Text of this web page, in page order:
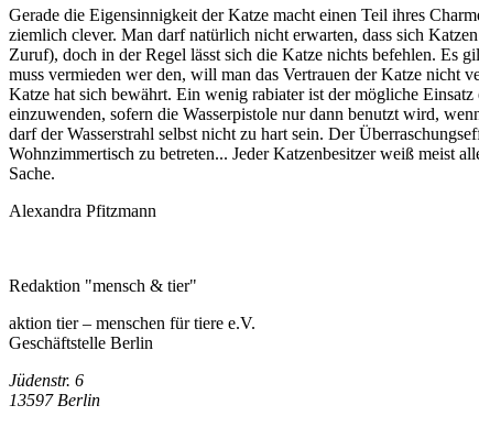
Gerade die Eigensinnigkeit der Katze macht einen Teil ihres
ziemlich clever. Man darf natürlich nicht erwarten, dass sich
Zuruf), doch in der Regel lässt sich die Katze nichts befehlen. Es
muss vermieden wer den, will man das Vertrauen der Katze nicht
Katze hat sich bewährt. Ein wenig rabiater ist der mögliche
einzuwenden, sofern die Wasserpistole nur dann benutzt wird,
darf der Wasserstrahl selbst nicht zu hart sein. Der
Wohnzimmertisch zu betreten... Jeder Katzenbesitzer weiß meist
Sache.
Alexandra Pfitzmann
Redaktion "mensch & tier"
aktion tier – menschen für tiere e.V.
Geschäftstelle Berlin
Jüdenstr. 6
13597 Berlin